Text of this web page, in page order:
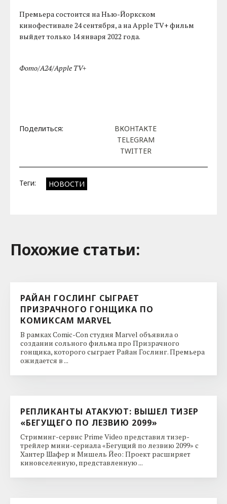
Премьера состоится на Нью-Йоркском
кинофестивале 24 сентября, а на Apple TV+ фильм
выйдет только 14 января 2022 года.
Фото/A24/Apple TV+
Поделиться:
ВКОНТАКТЕ
TELEGRAM
TWITTER
Теги: НОВОСТИ
Похожие cтатьи:
РАЙАН ГОСЛИНГ СЫГРАЕТ
ПРИЗРАЧНОГО ГОНЩИКА ПО
КОМИКСАМ MARVEL
В рамках Comic-Con студия Marvel объявила о
создании сольного фильма про Призрачного
гонщика, которого сыграет Райан Гослинг. Премьера
ожидается в ...
РЕПЛИКАНТЫ АТАКУЮТ: ВЫШЕЛ ТИЗЕР
«БЕГУЩЕГО ПО ЛЕЗВИЮ 2099»
Стриминг-сервис Prime Video представил тизер-
трейлер мини-сериала «Бегущий по лезвию 2099» с
Хантер Шафер и Мишель Йео: Проект расширяет
киновселенную, представленную ...